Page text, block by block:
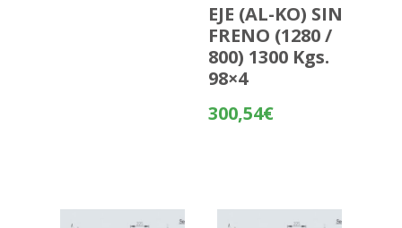
EJE (AL-KO) SIN
FRENO (1280 /
800) 1300 Kgs.
98×4
300,54€